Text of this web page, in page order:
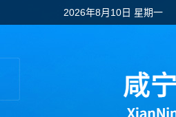
2026年8月10日 星期一